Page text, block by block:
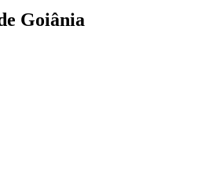
Goiânia